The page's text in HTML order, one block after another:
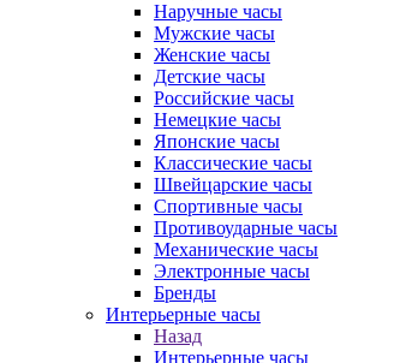
Наручные часы
Мужские часы
Женские часы
Детские часы
Российские часы
Немецкие часы
Японские часы
Классические часы
Швейцарские часы
Спортивные часы
Противоударные часы
Механические часы
Электронные часы
Бренды
Интерьерные часы
Назад
Интерьерные часы